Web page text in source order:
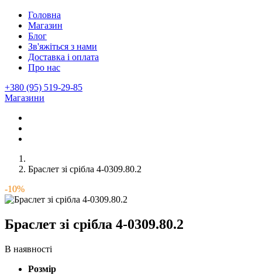
Головна
Магазин
Блог
Зв'яжіться з нами
Доставка і оплата
Про нас
+380 (95) 519-29-85
Магазини
Браслет зі срібла 4-0309.80.2
-10%
Браслет зі срібла 4-0309.80.2
В наявності
Розмір